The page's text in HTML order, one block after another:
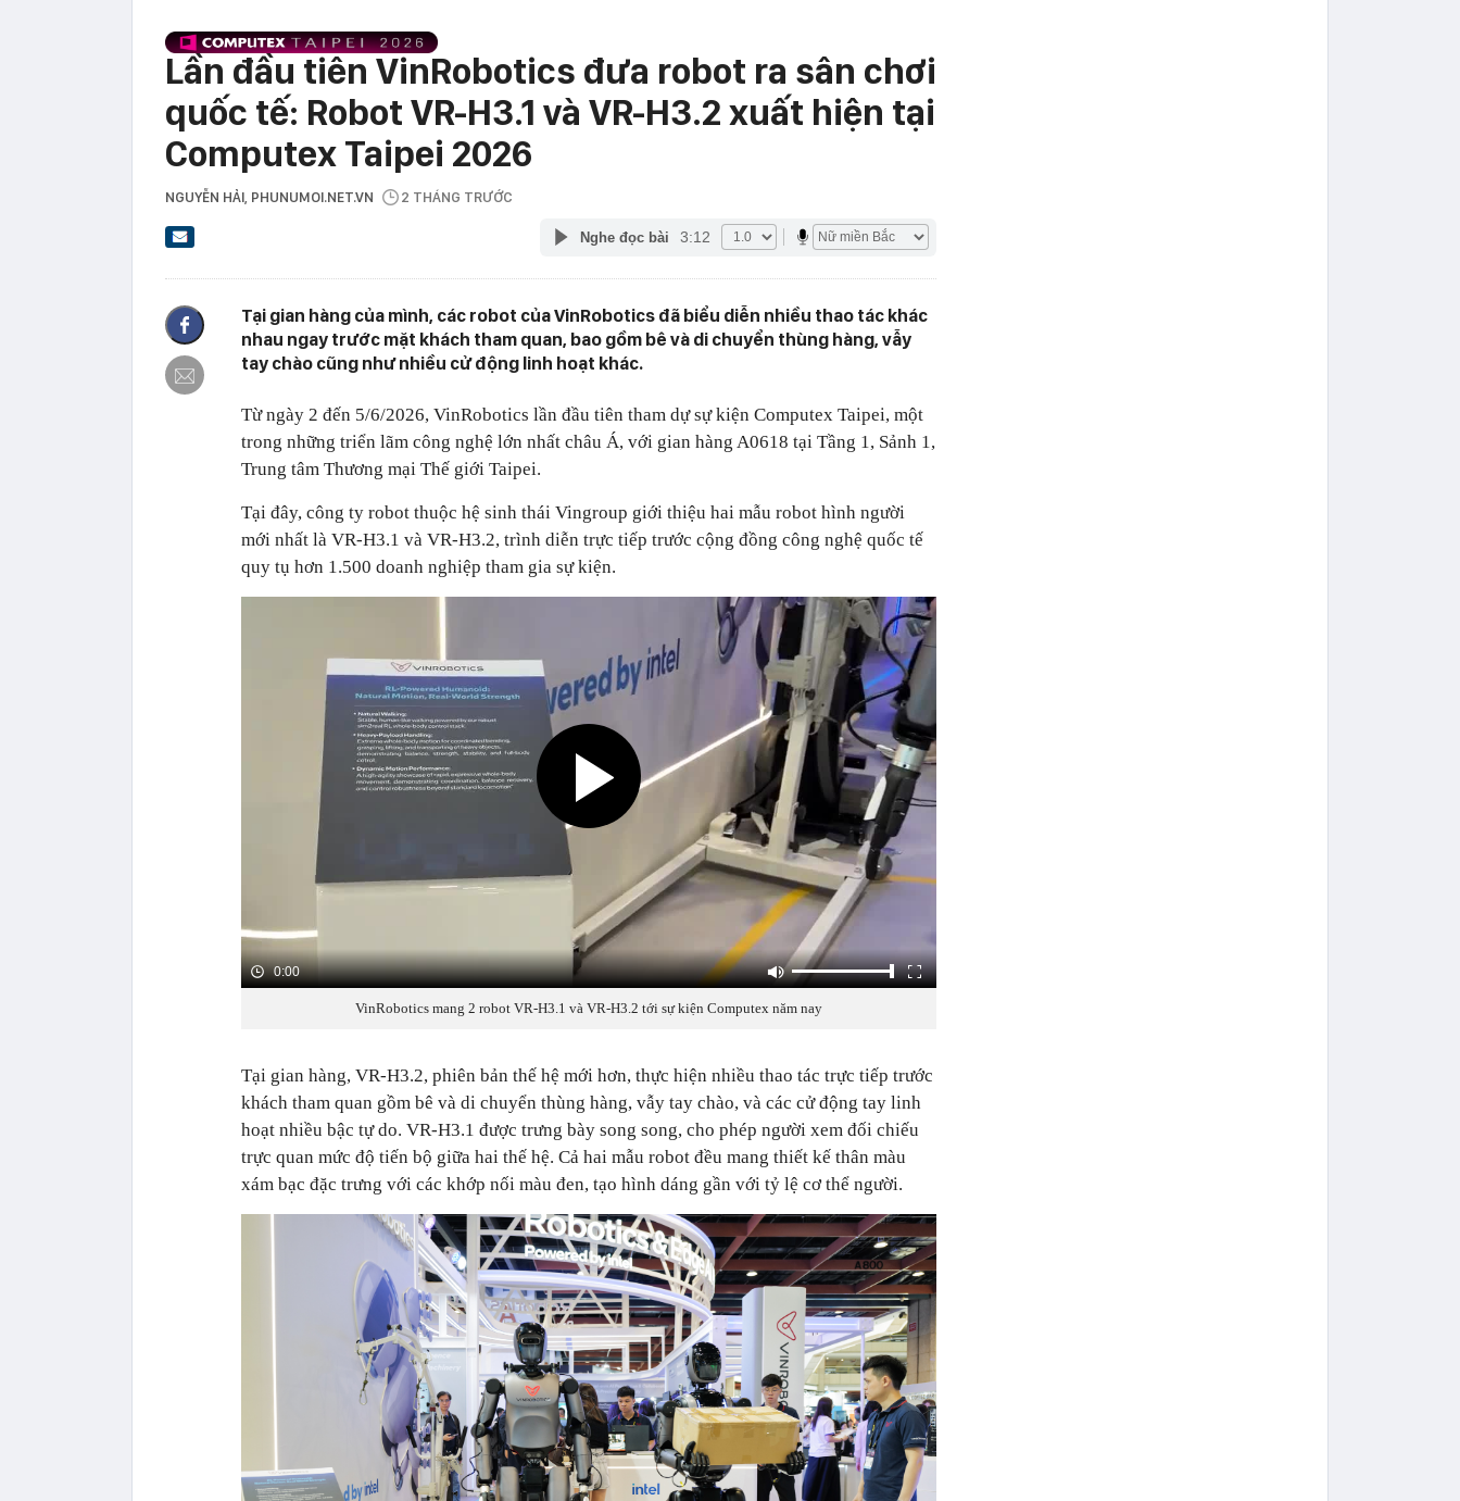
Lần đầu tiên VinRobotics đưa robot ra sân chơi
quốc tế: Robot VR-H3.1 và VR-H3.2 xuất hiện tại
Computex Taipei 2026
NGUYỄN HẢI , PHUNUMOI.NET.VN 2 THÁNG TRƯỚC
Nghe đọc bài 3:12
Tại gian hàng của mình, các robot của VinRobotics đã biểu diễn nhiều thao tác khác
nhau ngay trước mặt khách tham quan, bao gồm bê và di chuyển thùng hàng, vẫy
tay chào cũng như nhiều cử động linh hoạt khác.
Từ ngày 2 đến 5/6/2026, VinRobotics lần đầu tiên tham dự sự kiện Computex Taipei, một
trong những triển lãm công nghệ lớn nhất châu Á, với gian hàng A0618 tại Tầng 1, Sảnh 1,
Trung tâm Thương mại Thế giới Taipei.
Tại đây, công ty robot thuộc hệ sinh thái Vingroup giới thiệu hai mẫu robot hình người
mới nhất là VR-H3.1 và VR-H3.2, trình diễn trực tiếp trước cộng đồng công nghệ quốc tế
quy tụ hơn 1.500 doanh nghiệp tham gia sự kiện.
0:00
VinRobotics mang 2 robot VR-H3.1 và VR-H3.2 tới sự kiện Computex năm nay
Tại gian hàng, VR-H3.2, phiên bản thế hệ mới hơn, thực hiện nhiều thao tác trực tiếp trước
khách tham quan gồm bê và di chuyển thùng hàng, vẫy tay chào, và các cử động tay linh
hoạt nhiều bậc tự do. VR-H3.1 được trưng bày song song, cho phép người xem đối chiếu
trực quan mức độ tiến bộ giữa hai thế hệ. Cả hai mẫu robot đều mang thiết kế thân màu
xám bạc đặc trưng với các khớp nối màu đen, tạo hình dáng gần với tỷ lệ cơ thể người.